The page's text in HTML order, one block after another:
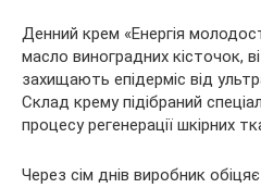
Денний крем «Енергія
масло виноградних кісточок,
захищають епідерміс від
Склад крему підібраний
процесу регенерації шкірних
Через сім днів виробник